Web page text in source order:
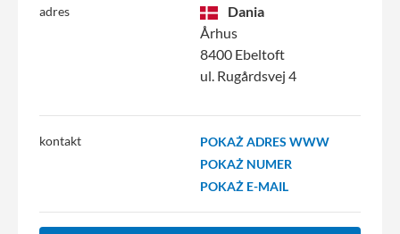
adres
Dania
Århus
8400 Ebeltoft
ul. Rugårdsvej 4
kontakt
POKAŻ ADRES WWW
POKAŻ NUMER
POKAŻ E-MAIL